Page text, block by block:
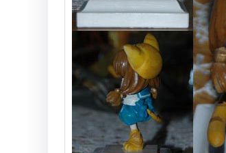
Katzenmädchen
Dies war mein erstes
Modelkit und habe es
ca. 2007…